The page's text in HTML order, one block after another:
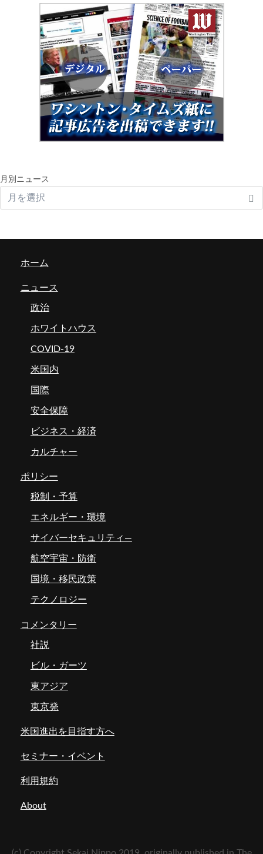
月別ニュース
ホーム
ニュース
政治
ホワイトハウス
COVID-19
米国内
国際
安全保障
ビジネス・経済
カルチャー
ポリシー
税制・予算
エネルギー・環境
サイバーセキュリティ―
航空宇宙・防衛
国境・移民政策
テクノロジー
コメンタリー
社説
ビル・ガーツ
東アジア
東京発
米国進出を目指す方へ
セミナー・イベント
利用規約
About